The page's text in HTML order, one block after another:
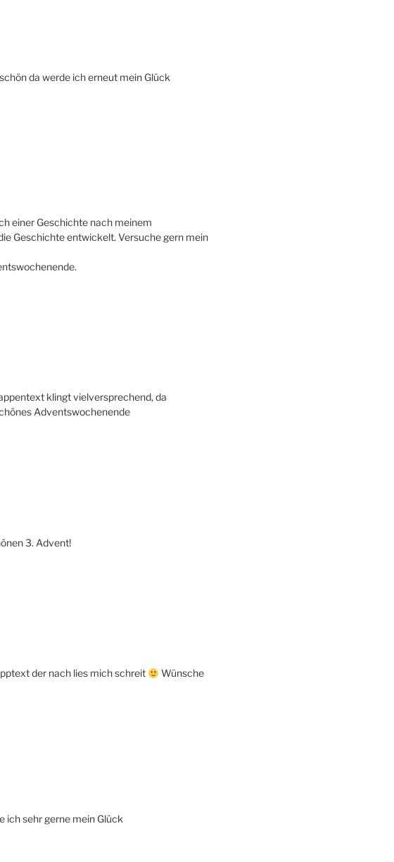
da werde ich erneut mein Glück
einer Geschichte nach meinem
Geschichte entwickelt. Versuche gern mein
klingt vielversprechend, da
Adventswochenende
3. Advent!
der nach lies mich schreit
Wünsche
ich sehr gerne mein Glück